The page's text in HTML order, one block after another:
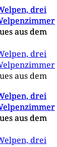
aus dem
aus dem
aus dem
aus dem
aus dem